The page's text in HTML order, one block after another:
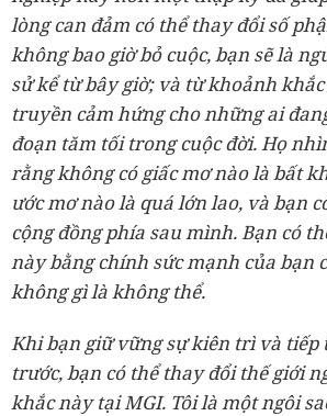
lòng can đảm có thể thay đổi số
không bao giờ bỏ cuộc, bạn sẽ là
sử kể từ bây giờ; và từ khoảnh
truyền cảm hứng cho những ai
đoạn tăm tối trong cuộc đời. Họ
rằng không có giấc mơ nào là bất
ước mơ nào là quá lớn lao, và bạn
cộng đồng phía sau mình. Bạn có
này bằng chính sức mạnh của bạn
không gì là không thể.
Khi bạn giữ vững sự kiên trì và tiếp
trước, bạn có thể thay đổi thế giới
khắc này tại MGI. Tôi là một ngôi